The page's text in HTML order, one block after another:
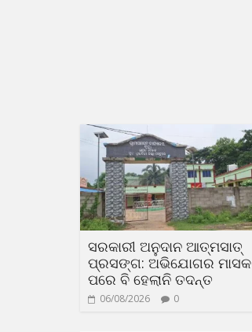
ସରକାରୀ ଅନୁଦାନ ଆତ୍ମସାତ୍
ପ୍ରସଙ୍ଗ: ଅଭିଯୋଗର ମାସକ
ପରେ ବି ହେଲାନି ତଦନ୍ତ
06/08/2026 0